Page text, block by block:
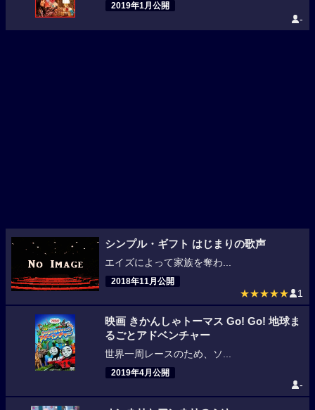
2019年1月公開
-
シンプル・ギフト はじまりの歌声
エイズによって家族を奪わ...
2018年11月公開
★★★★★ 1
映画 きかんしゃトーマス Go! Go! 地球ま
るごとアドベンチャー
世界一周レースのため、ソ...
2019年4月公開
-